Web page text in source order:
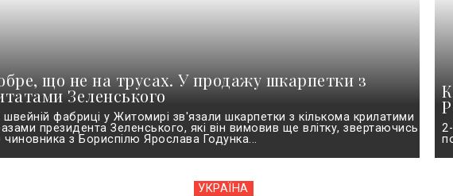
що не на трусах. У продажу шкарпетки з
Зеленського
швейній фабриці у Житомирі зв'язали шкарпетки з кількома крилатими
президента Зеленського, які він вимовив ще влітку, звертаючись
чиновника з Бориспілю Ярослава Годунка...
УКРАЇНА